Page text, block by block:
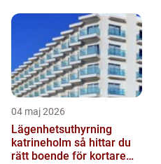
04 maj 2026
Lägenhetsuthyrning
katrineholm så hittar du
rätt boende för kortare